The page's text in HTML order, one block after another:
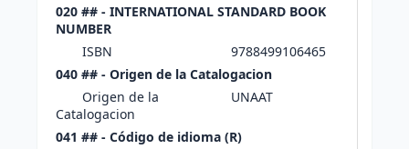
020 ## - INTERNATIONAL STANDARD BOOK
NUMBER
ISBN
9788499106465
040 ## - Origen de la Catalogacion
Origen de la
Catalogacion
UNAAT
041 ## - Código de idioma (R)